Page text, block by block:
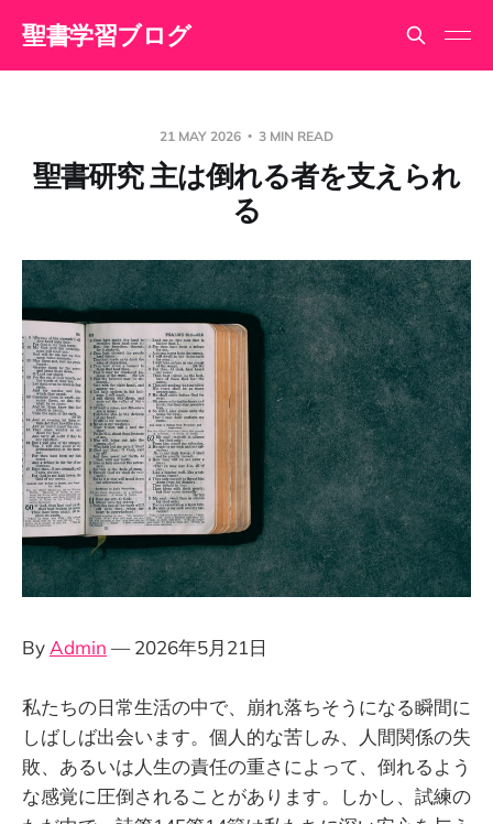
聖書学習ブログ
21 MAY 2026 3 MIN READ
聖書研究 主は倒れる者を支えられ
る
ByAdmin — 2026年5月21日
私たちの日常生活の中で、崩れ落ちそうになる瞬間に
しばしば出会います。個人的な苦しみ、人間関係の失
敗、あるいは人生の責任の重さによって、倒れるよう
な感覚に圧倒されることがあります。しかし、試練の